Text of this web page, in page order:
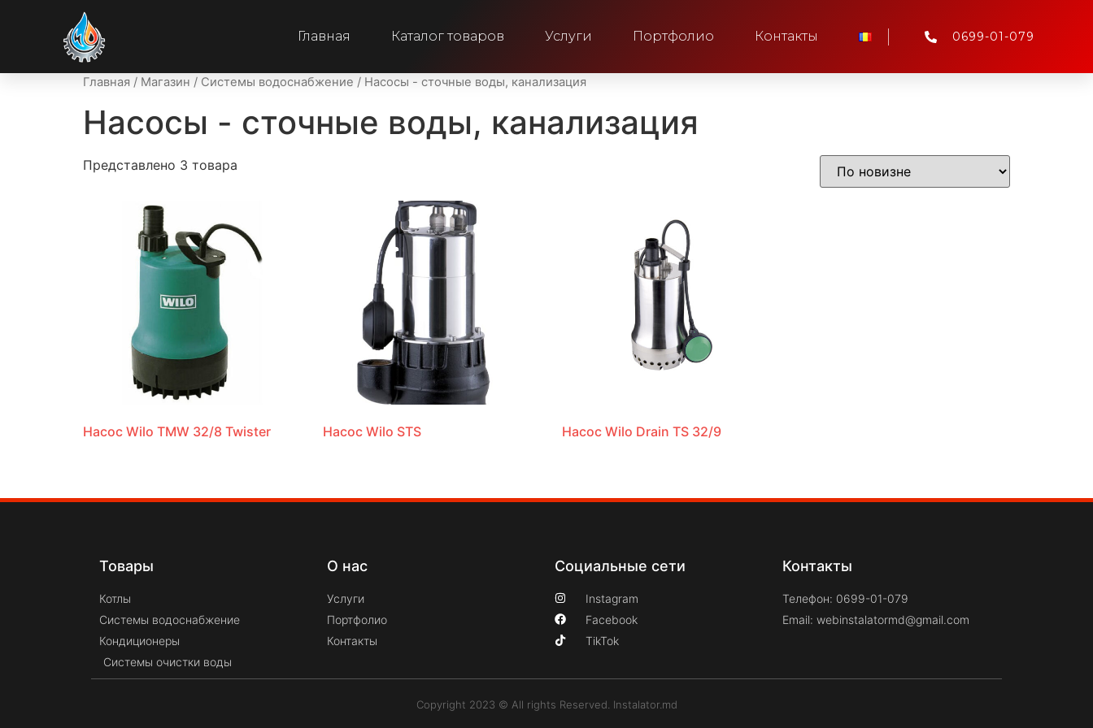
Главная Каталог товаров Услуги Портфолио Контакты 0699-01-079
Главная / Магазин / Системы водоснабжение / Насосы - сточные воды, канализация
Насосы - сточные воды, канализация
Представлено 3 товара
Насос Wilo TMW 32/8 Twister Насос Wilo STS Насос Wilo Drain TS 32/9
Товары
Котлы
Системы водоснабжение
Кондиционеры
Системы очистки воды
О нас
Услуги
Портфолио
Контакты
Социальные сети
Instagram
Facebook
TikTok
Контакты
Телефон: 0699-01-079
Email: webinstalatormd@gmail.com
Copyright 2023 © All rights Reserved. Instalator.md